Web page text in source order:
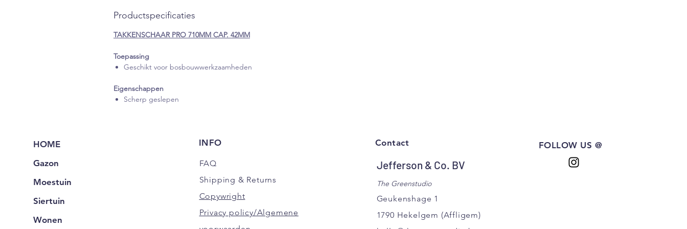
Productspecificaties
TAKKENSCHAAR PRO 710MM CAP. 42MM
Toepassing
Geschikt voor bosbouwwerkzaamheden
Eigenschappen
Scherp geslepen
HOME
Gazon
Moestuin
Siertuin
Wonen
INFO
FAQ
Shipping & Returns
Copywright
Privacy policy/Algemene
Contact
Jefferson & Co. BV
The Greenstudio
Geukenshage 1
1790 Hekelgem (Affligem)
FOLLOW US @